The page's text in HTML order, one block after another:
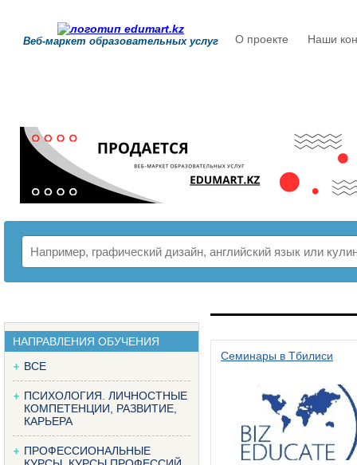
Веб-маркет образовательных услуг О проекте Наши
НАПРАВЛЕНИЯ ОБУЧЕНИЯ
ВСЕ
ПСИХОЛОГИЯ. ЛИЧНОСТНЫЕ
КОМПЕТЕНЦИИ, РАЗВИТИЕ,
КАРЬЕРА
ПРОФЕССИОНАЛЬНЫЕ
Семинары в Тбилиси